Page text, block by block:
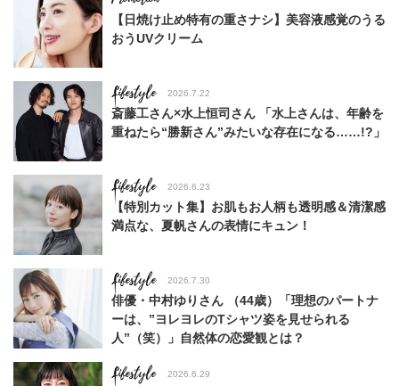
【日焼け止め特有の重さナシ】美容液感覚のうる
おうUVクリーム
Lifestyle 2026.7.22
斎藤工さん×水上恒司さん 「水上さんは、年齢を
重ねたら“勝新さん”みたいな存在になる……!?」
Lifestyle 2026.6.23
【特別カット集】お肌もお人柄も透明感＆清潔感
満点な、夏帆さんの表情にキュン！
Lifestyle 2026.7.30
俳優・中村ゆりさん （44歳）「理想のパートナ
ーは、”ヨレヨレのTシャツ姿を見せられる
人”（笑）」自然体の恋愛観とは？
Lifestyle 2026.6.29